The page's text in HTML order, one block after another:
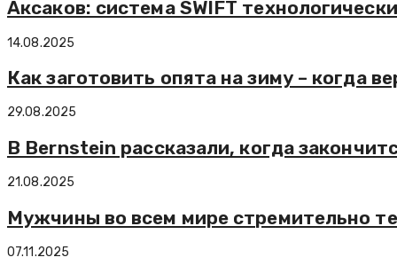
Аксаков: система SWIFT
14.08.2025
Как заготовить опята на зиму – когда
29.08.2025
В Bernstein рассказали, когда
21.08.2025
Мужчины во всем мире стремительно
07.11.2025